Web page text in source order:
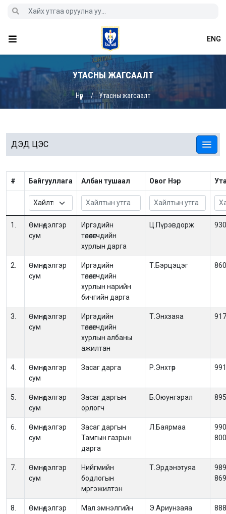
ENG
УТАСНЫ ЖАГСААЛТ
Нүүр Утасны жагсаалт
ДЭД ЦЭС
# Байгууллага Албан тушаал Овог Нэр
1.
Өмнөдэлгэр
сум
Иргэдийн
төлөөлөгчдийн
хурлын дарга
Ц.Пүрэвдорж
2.
Өмнөдэлгэр
сум
Иргэдийн
төлөөлөгчдийн
хурлын нарийн
бичгийн дарга
Т.Бэрцэцэг
3.
Өмнөдэлгэр
сум
Иргэдийн
төлөөлөгчдийн
хурлын албаны
ажилтан
Т.Энхзаяа
4.
Өмнөдэлгэр
сум
Засаг дарга Р.Энхтөр
5.
Өмнөдэлгэр
сум
Засаг даргын
орлогч
Б.Оюунгэрэл
6.
Өмнөдэлгэр
сум
Засаг даргын
Тамгын газрын
дарга
Л.Баярмаа
7.
Өмнөдэлгэр
сум
Нийгмийн
бодлогын
мргэжилтэн
Т.Эрдэнэтуяа
8.
Өмнөдэлгэр
Мал эмнэлгийн
Э.Ариунзаяа